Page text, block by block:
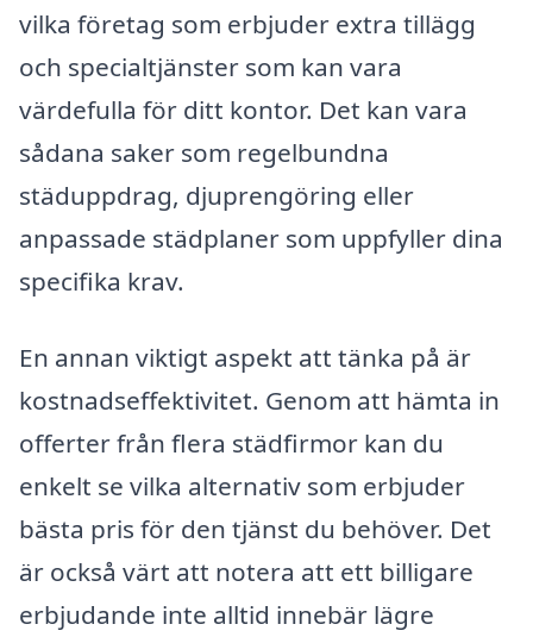
vilka företag som erbjuder extra tillägg
och specialtjänster som kan vara
värdefulla för ditt kontor. Det kan vara
sådana saker som regelbundna
städuppdrag, djuprengöring eller
anpassade städplaner som uppfyller dina
specifika krav.
En annan viktigt aspekt att tänka på är
kostnadseffektivitet. Genom att hämta in
offerter från flera städfirmor kan du
enkelt se vilka alternativ som erbjuder
bästa pris för den tjänst du behöver. Det
är också värt att notera att ett billigare
erbjudande inte alltid innebär lägre